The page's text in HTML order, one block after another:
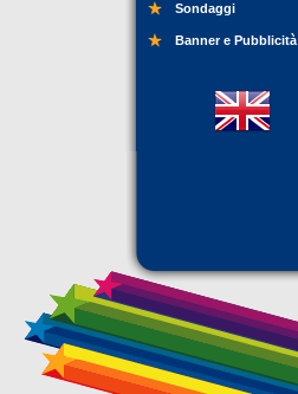
Sondaggi
Banner e Pubblicità